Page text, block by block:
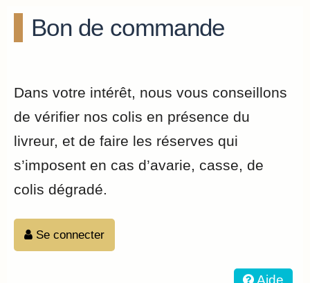
Bon de commande
Dans votre intérêt, nous vous conseillons
de vérifier nos colis en présence du
livreur, et de faire les réserves qui
s’imposent en cas d’avarie, casse, de
colis dégradé.
Se connecter